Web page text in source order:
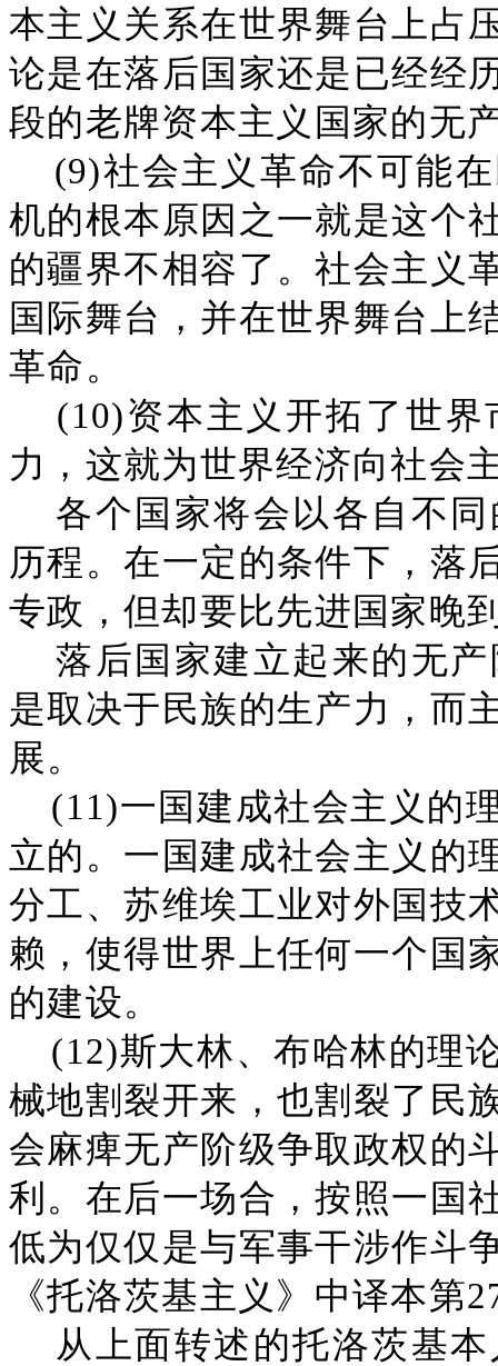
本主义关系在世界舞台上占
论是在落后国家还是已经经
段的老牌资本主义国家的无
(9)社会主义革命不可能
机的根本原因之一就是这个
的疆界不相容了。社会主义
国际舞台，并在世界舞台上
革命。
(10)资本主义开拓了世
力，这就为世界经济向社会
各个国家将会以各自不
历程。在一定的条件下，落
专政，但却要比先进国家晚
落后国家建立起来的无
是取决于民族的生产力，而
展。
(11)一国建成社会主义的
立的。一国建成社会主义的
分工、苏维埃工业对外国技
赖，使得世界上任何一个国
的建设。
(12)斯大林、布哈林的理
械地割裂开来，也割裂了民
会麻痺无产阶级争取政权的
利。在后一场合，按照一国
低为仅仅是与军事干涉作斗
《托洛茨基主义》中译本第
从上面转述的托洛茨基